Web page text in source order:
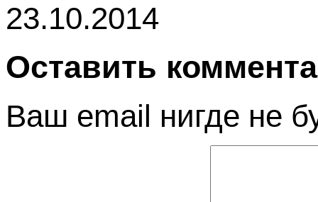
23.10.2014
Оставить
Ваш email нигде не